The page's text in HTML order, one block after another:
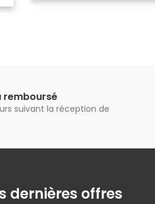
remboursé
suivant la réception de
dernières offres